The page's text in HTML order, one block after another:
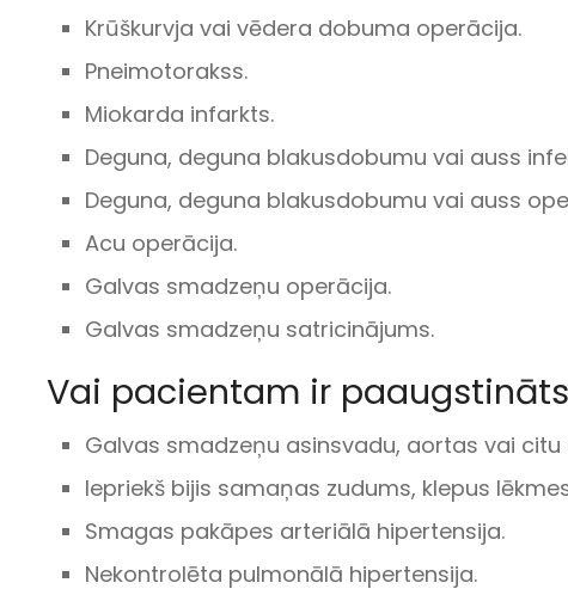
Krūškurvja vai vēdera dobuma operācija.
Pneimotorakss.
Miokarda infarkts.
Deguna, deguna blakusdobumu vai auss
Deguna, deguna blakusdobumu vai auss
Acu operācija.
Galvas smadzeņu operācija.
Galvas smadzeņu satricinājums.
Vai pacientam ir
Galvas smadzeņu asinsvadu, aortas vai
Iepriekš bijis samaņas zudums, klepus
Smagas pakāpes arteriālā hipertensija.
Nekontrolēta pulmonālā hipertensija.